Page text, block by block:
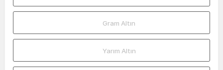
Gram Altın
Yarım Altın